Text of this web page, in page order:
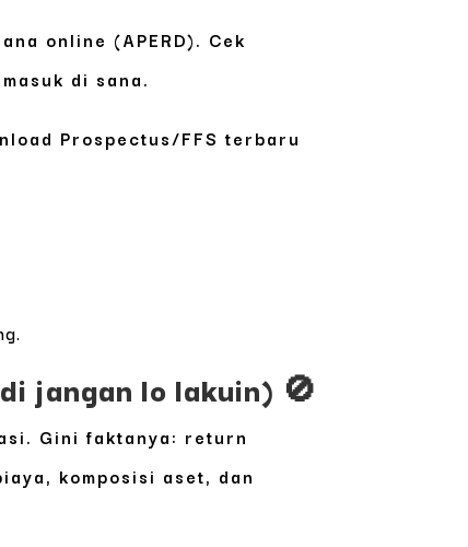
online (APERD). Cek
di sana.
Prospectus/FFS terbaru
jangan lo lakuin) 🚫
Gini faktanya: return
komposisi aset, dan